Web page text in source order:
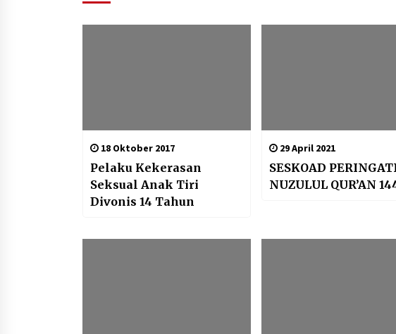
18 Oktober 2017
Pelaku Kekerasan
Seksual Anak Tiri
Divonis 14 Tahun
29 April 2021
SESKOAD
NUZULUL QUR’AN